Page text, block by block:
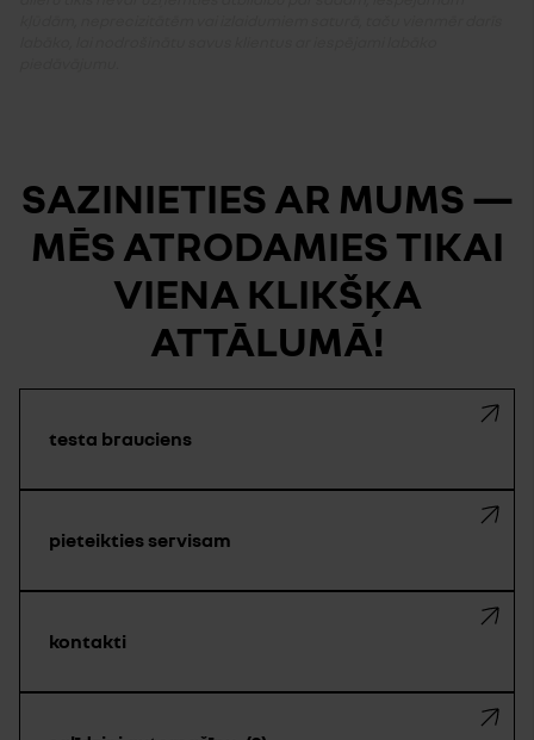
SAZINIETIES AR MUMS —
MĒS ATRODAMIES TIKAI
VIENA KLIKŠĶA
ATTĀLUMĀ!
testa brauciens
pieteikties servisam
kontakti